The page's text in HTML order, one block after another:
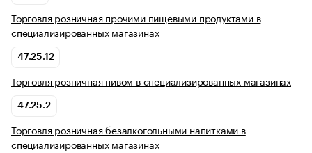
Торговля розничная прочими пищевыми продуктами в
специализированных магазинах
47.25.12
Торговля розничная пивом в специализированных магазинах
47.25.2
Торговля розничная безалкогольными напитками в
специализированных магазинах